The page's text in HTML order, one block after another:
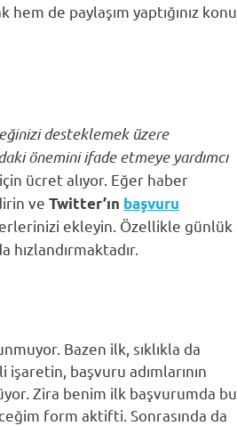
de paylaşım yaptığınız konu
desteklemek üzere
önemini ifade etmeye yardımcı
ücret alıyor. Eğer haber
ve Twitter’ın başvuru
ekleyin. Özellikle günlük
Bazen ilk, sıklıkla da
başvuru adımlarının
Zira benim ilk başvurumda bu
form aktifti. Sonrasında da